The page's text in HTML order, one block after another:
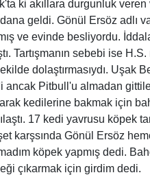
ki akıllara durgunluk
geldi. Gönül Ersöz adlı
ve evinde besliyordu.
Tartışmanın sebebi ise
dolaştırmasıydı. Uşak
ancak Pitbull'u almadan
kedilerine bakmak için
17 kedi yavrusu köpek
karşsında Gönül Ersöz
köpek yapmış dedi.
çıkarmak için girdim dedi.